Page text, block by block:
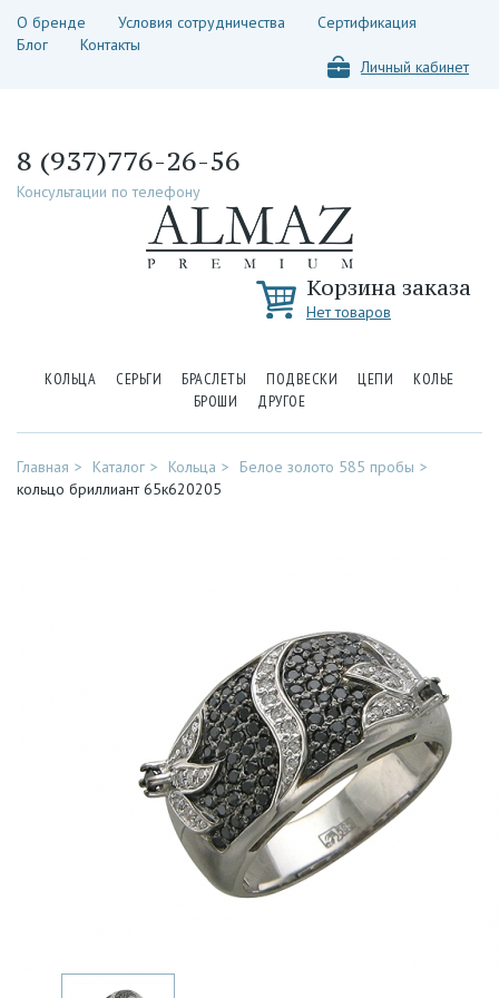
О бренде Условия сотрудничества
Сертификация
Блог
Контакты
Личный кабинет
8 (937)776-26-56
Консультации по телефону
Корзина заказа
Нет товаров
КОЛЬЦА СЕРЬГИ БРАСЛЕТЫ ПОДВЕСКИ ЦЕПИ
КОЛЬЕ
БРОШИ
ДРУГОЕ
Главная Каталог Кольца
Белое золото 585 пробы
кольцо бриллиант 65к620205